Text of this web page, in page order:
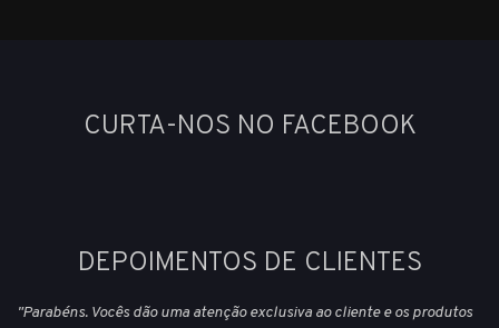
CURTA-NOS NO FACEBOOK
DEPOIMENTOS DE CLIENTES
"Parabéns. Vocês dão uma atenção exclusiva ao cliente e os produtos